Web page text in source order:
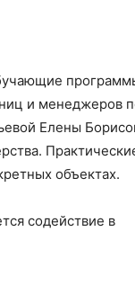
и менеджеров
Елены
объектах.
содействие в